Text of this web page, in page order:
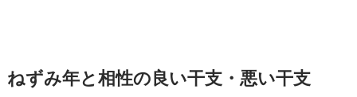
ねずみ年と相性の良い干支・悪い干支